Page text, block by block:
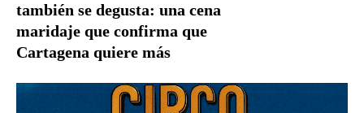
también se degusta: una cena
maridaje que confirma que
Cartagena quiere más